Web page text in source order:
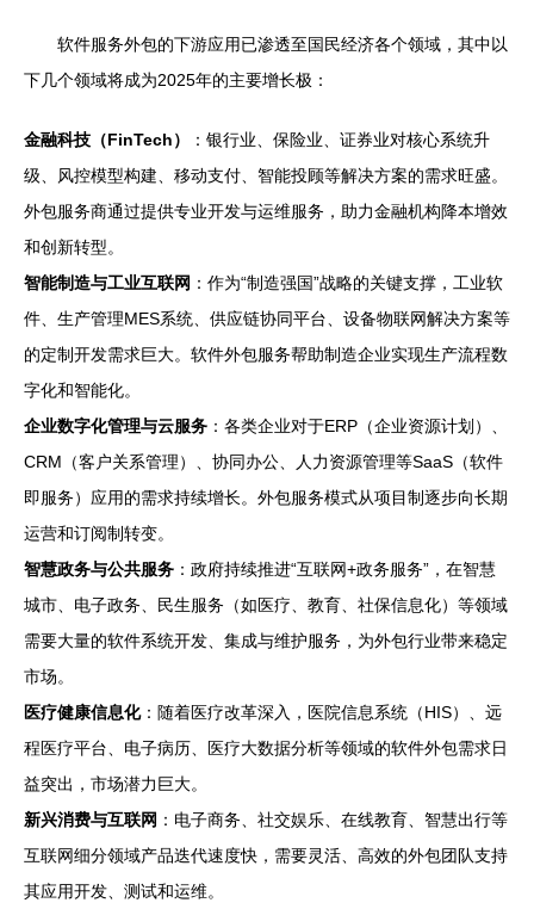
软件服务外包的下游应用已渗透至国民经济各个领域，其中以
下几个领域将成为2025年的主要增长极：
金融科技（FinTech）
：银行业、保险业、证券业对核心系统升
级、风控模型构建、移动支付、智能投顾等解决方案的需求旺盛。
外包服务商通过提供专业开发与运维服务，助力金融机构降本增效
和创新转型。
智能制造与工业互联网 ：作为“制造强国”战略的关键支撑，工业软
件、生产管理MES系统、供应链协同平台、设备物联网解决方案等
的定制开发需求巨大。软件外包服务帮助制造企业实现生产流程数
字化和智能化。
企业数字化管理与云服务 ：各类企业对于ERP（企业资源计划）、
CRM（客户关系管理）、协同办公、人力资源管理等SaaS（软件
即服务）应用的需求持续增长。外包服务模式从项目制逐步向长期
运营和订阅制转变。
智慧政务与公共服务 ：政府持续推进“互联网+政务服务”，在智慧
城市、电子政务、民生服务（如医疗、教育、社保信息化）等领域
需要大量的软件系统开发、集成与维护服务，为外包行业带来稳定
市场。
医疗健康信息化：随着医疗改革深入，医院信息系统（HIS）、远
程医疗平台、电子病历、医疗大数据分析等领域的软件外包需求日
益突出，市场潜力巨大。
新兴消费与互联网 ：电子商务、社交娱乐、在线教育、智慧出行等
互联网细分领域产品迭代速度快，需要灵活、高效的外包团队支持
其应用开发、测试和运维。